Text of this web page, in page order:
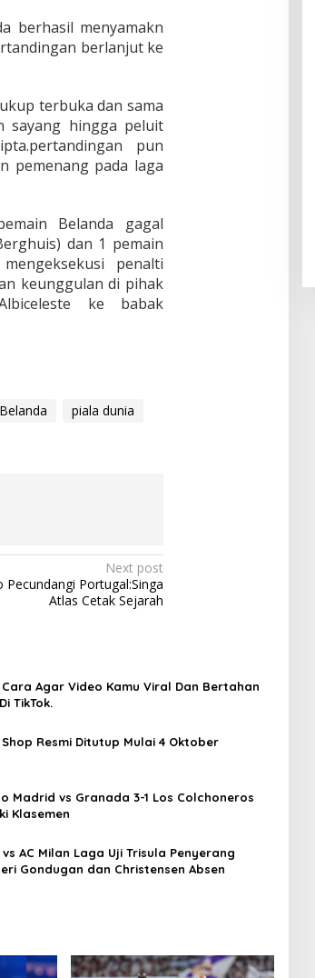
berhasil menyamakn
berlanjut ke
terbuka dan sama
sayang hingga peluit
pun
pemenang pada laga
Belanda gagal
dan 1 pemain
penalti
keunggulan di pihak
ke babak
piala dunia
Next post
Pecundangi Portugal:Singa
Atlas Cetak Sejarah
Cara Agar Video Kamu Viral Dan Bertahan
TikTok.
Resmi Ditutup Mulai 4 Oktober
Madrid vs Granada 3-1 Los Colchoneros
Klasemen
AC Milan Laga Uji Trisula Penyerang
Gondugan dan Christensen Absen